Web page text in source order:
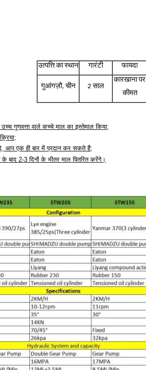
उत्पत्ति का स्थान गारंटी फायदा
गुआंगज़ौ, चीन 2 साल
कारखाना पर
कीमत
गुणवत्ता वाले कच्चे माल का इस्तेमाल किया;
आप एक ही बार में प्रदान कर सकते हैं;
बाद 2-3 दिनों के भीतर माल वितरित करेंगे।